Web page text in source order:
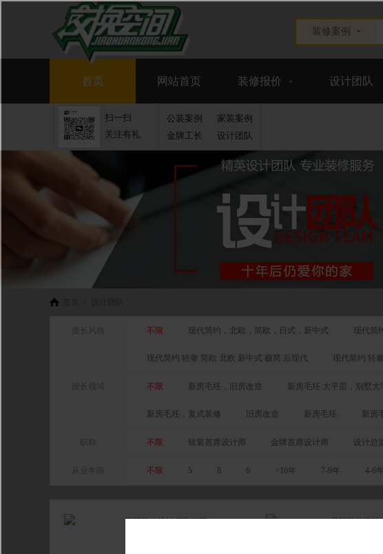
装修案例
首页 网站首页 装修报价 设计团队
扫一扫
关注有礼
公装案例
家装案例
金牌工长
设计团队
擅长风格 不限 现代简约，北欧，简欧，日式，新中式 现代简
现代简约 轻奢 简欧 北欧 新中式 极简 后现代 现代简约 轻
不限 新房毛坯，旧房改造 新房毛坯 大平层，别墅大
新房毛坯，复式装修 旧房改造 新房毛坯 新房
不限 软装首席设计师 金牌首席设计师 设计总
不限 5 8 6 >10年 7-9年 4-6年